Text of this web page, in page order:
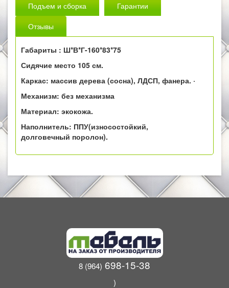
Подъем и сборка
Гарантии
Отзывы
Габариты : Ш*В*Г-160*83*75
Сидячие место 105 см.
Каркас: массив дерева (сосна), ЛДСП, фанера. ·
Механизм: без механизма
Материал: экокожа.
Наполнитель: ППУ(износостойкий,
долговечный поролон).
8 (964) 698-15-38
)